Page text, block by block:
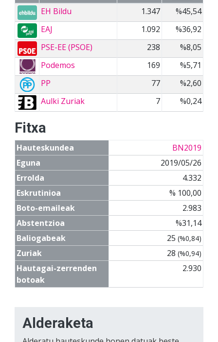
EH Bildu
1.347
%45,54
EAJ
1.092
%36,92
PSE-EE (PSOE)
238
%8,05
Podemos
169
%5,71
PP
77
%2,60
Aulki Zuriak
7 %0,24
Fitxa
Hauteskundea
BN2019
Eguna
2019/05/26
Errolda
4.332
Eskrutinioa
% 100,00
Boto-emaileak
2.983
Abstentzioa
%31,14
Baliogabeak
25 (%0,84)
Zuriak 28 (%0,94)
Hautagai-zerrenden
botoak
2.930
Alderaketa